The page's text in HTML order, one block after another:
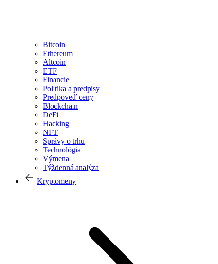
Bitcoin
Ethereum
Altcoin
ETF
Financie
Politika a predpisy
Predpoveď ceny
Blockchain
DeFi
Hacking
NFT
Správy o trhu
Technológia
Výmena
Týždenná analýza
Kryptomeny